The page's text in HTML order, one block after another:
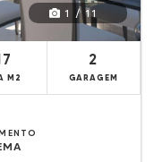
1 / 11
M2
2
GARAGEM